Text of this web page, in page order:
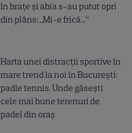
în brațe și abia s-au putut opri
din plâns: „Mi-e frică...”
Harta unei distracții sportive în
mare trend la noi în București:
padle tennis. Unde găsești
cele mai bune terenuri de
padel din oraș